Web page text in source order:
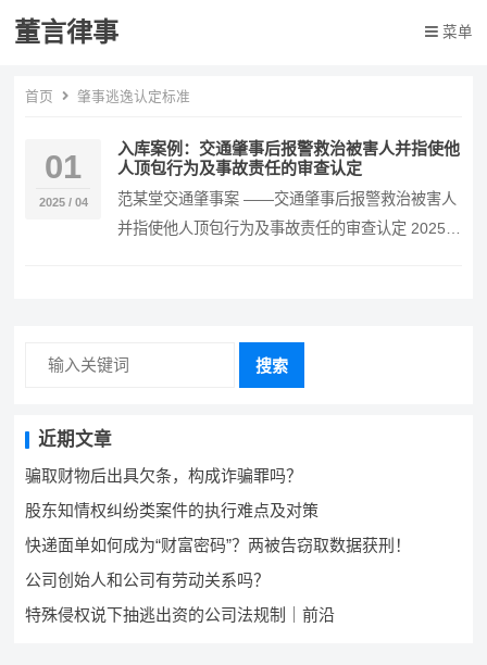
董言律事 菜单
首页 肇事逃逸认定标准
01
2025 / 04
入库案例：交通肇事后报警救治被害人并指使他
人顶包行为及事故责任的审查认定
范某堂交通肇事案 ——交通肇事后报警救治被害人
并指使他人顶包行为及事故责任的审查认定 2025-
搜索
近期文章
骗取财物后出具欠条，构成诈骗罪吗？
股东知情权纠纷类案件的执行难点及对策
快递面单如何成为“财富密码”？两被告窃取数据获刑！
公司创始人和公司有劳动关系吗？
特殊侵权说下抽逃出资的公司法规制｜前沿